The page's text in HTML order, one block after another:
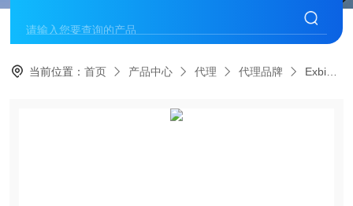
当前位置：首页 产品中心 代理 代理品牌 Exbio抗体代理